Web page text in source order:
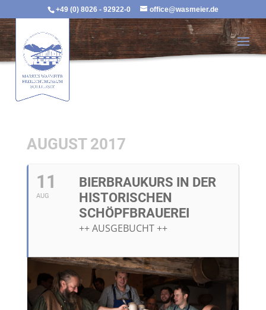
+49 (0) 8026 - 92922-0 office@wasmeier.de
AUGUST 2017
11
AUG
BIERBRAUKURS IN DER
HISTORISCHEN
SCHÖPFBRAUEREI
++ AUSGEBUCHT ++